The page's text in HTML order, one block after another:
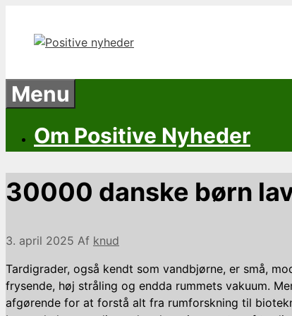
indhold
Menu
Om Positive Nyheder
30000 danske børn
3. april 2025 Af knud
Tardigrader, også kendt som vandbjørne, er små,
frysende, høj stråling og endda rummets vakuum.
afgørende for at forstå alt fra rumforskning til